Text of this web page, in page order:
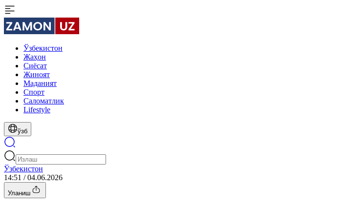
Ўзбекистон
Жаҳон
Сиёсат
Жиноят
Маданият
Спорт
Cаломатлик
Lifestyle
ўзб
Ўзбекистон
14:51 / 04.06.2026
Уланиш